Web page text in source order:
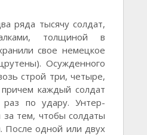
ряда тысячу солдат,
толщиной в
свое немецкое
Осужденного
строй три, четыре,
каждый солдат
раз по удару. Унтер-
тем, чтобы солдаты
После одной или двух